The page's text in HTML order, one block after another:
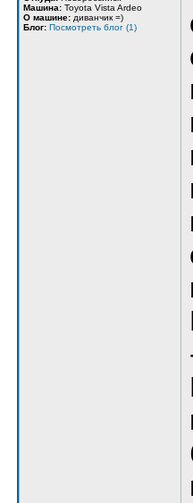
Машина: Toyota Vista Ardeo
О машине: диванчик =)
Блог: Посмотреть блог (1)